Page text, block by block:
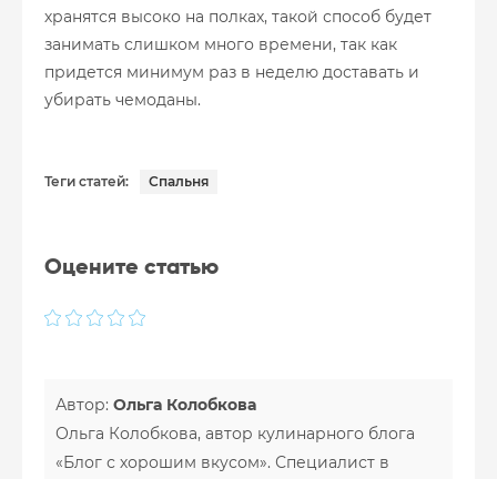
хранятся высоко на полках, такой способ будет
занимать слишком много времени, так как
придется минимум раз в неделю доставать и
убирать чемоданы.
Теги статей: Спальня
Оцените статью
Автор: Ольга Колобкова
Ольга Колобкова, автор кулинарного блога
«Блог с хорошим вкусом». Специалист в